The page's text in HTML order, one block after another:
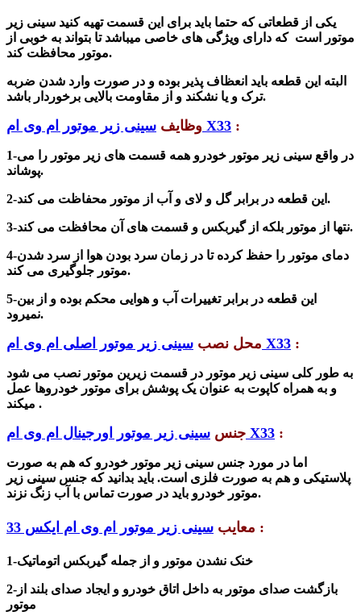
یکی از قطعاتی که حتما باید برای این قسمت تهیه کنید سینی زیر
موتور است که دارای ویژگی های خاصی میباشد تا بتواند به خوبی از
موتور محافظت کند.
البته این قطعه باید انعظاف پذیر بوده و در صورت وارد شدن ضربه
ترک و یا نشکند و از مقاومت بالایی برخوردار باشد.
وظایف سینی زیر موتور ام وی ام X33 :
1-در واقع سینی زیر موتور خودرو همه قسمت های زیر موتور را می
پوشاند.
2-این قطعه در برابر گل و لای و آب از موتور محفاظت می کند.
3-نتها از موتور بلکه از گیربکس و قسمت های آن محافظت می کند.
4-دمای موتور را حفظ کرده تا در زمان سرد بودن هوا از سرد شدن
موتور جلوگیری می کند.
5-این قطعه در برابر تغییرات آب و هوایی محکم بوده و از بین
نمیرود.
محل نصب سینی زیر موتور اصلی ام وی ام X33 :
به طور کلی سینی زیر موتور در قسمت زیرین موتور نصب می شود
و به همراه کاپوت به عنوان یک پوشش برای موتور خودروها عمل
میکند .
جنس سینی زیر موتور اورجینال ام وی ام X33 :
اما در مورد جنس سینی زیر موتور خودرو که هم به صورت
پلاستیکی و هم به صورت فلزی است. باید بدانید که جنس سینی زیر
موتور خودرو باید در صورت تماس با آب زنگ نزند.
معایب سینی زیر موتور ام وی ام ایکس 33 :
1-خنک نشدن موتور و از جمله گیربکس اتوماتیک
2-بازگشت صدای موتور به داخل اتاق خودرو و ایجاد صدای بلند از
موتور